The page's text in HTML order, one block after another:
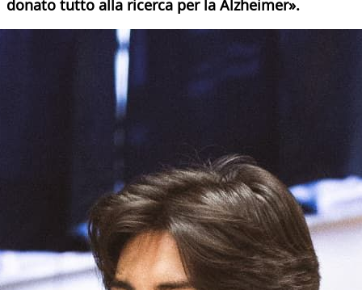
donato tutto alla ricerca per la Alzheimer».